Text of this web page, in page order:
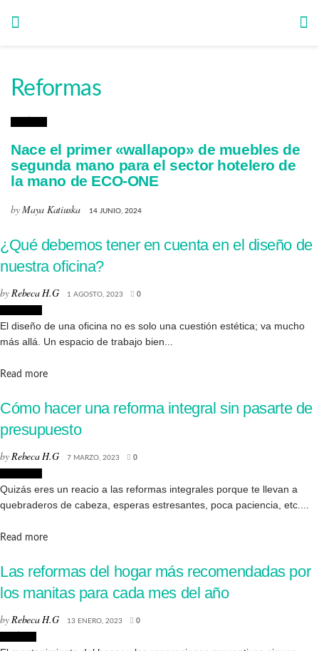
Reformas
Nace el primer «wallapop» de muebles de
segunda mano para el sector hotelero de
la mano de ECO-ONE
byMaya Katiuska 14 JUNIO, 2024
¿Qué debemos tener en cuenta en el diseño de
nuestra oficina?
by Rebeca H.G 1 AGOSTO, 2023 0
El diseño de una oficina no es solo una cuestión estética; va mucho
más allá. Un espacio de trabajo bien...
Read moreDetails
Cómo hacer una reforma integral sin pasarte de
presupuesto
byRebeca H.G 7 MARZO, 2023 0
Quizás eres un reacio a las reformas integrales porque te llevan a
quebraderos de cabeza, esperas estresantes, poca paciencia, etc....
Read moreDetails
Las reformas del hogar más recomendadas por
los manitas para cada mes del año
byRebeca H.G 13 ENERO, 2023 0